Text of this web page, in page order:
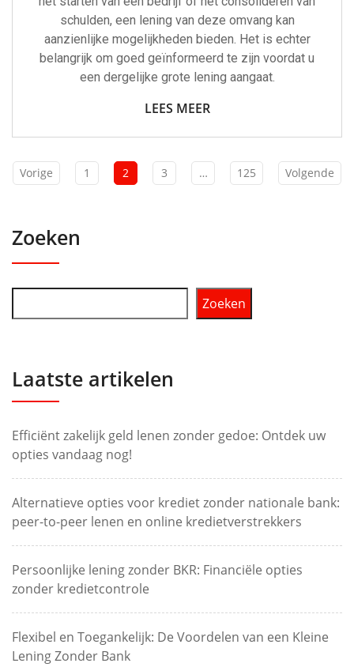
schulden, een lening van deze omvang kan
aanzienlijke mogelijkheden bieden. Het is echter
belangrijk om goed geïnformeerd te zijn voordat u
een dergelijke grote lening aangaat.
LEES MEER
Vorige 1 2 3 … 125 Volgende
Zoeken
Zoeken
Laatste artikelen
Efficiënt zakelijk geld lenen zonder gedoe: Ontdek uw
opties vandaag nog!
Alternatieve opties voor krediet zonder nationale bank:
peer-to-peer lenen en online kredietverstrekkers
Persoonlijke lening zonder BKR: Financiële opties
zonder kredietcontrole
Flexibel en Toegankelijk: De Voordelen van een Kleine
Lening Zonder Bank